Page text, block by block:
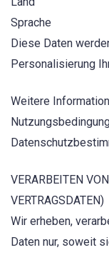
Sprache
Diese Daten
Personalisierung
Weitere
VERARBEITEN
VERTRAGSDATEN)
Wir erheben,
Daten nur, soweit